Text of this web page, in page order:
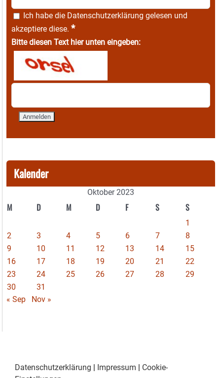
Ich habe die Datenschutzerklärung gelesen und
akzeptiere diese. *
Bitte diesen Text hier unten eingeben:
Kalender
Oktober 2023
M D M D F S S
1
2
3 4 5 6 7
8
9
10 11 12 13 14
15
16
17 18 19 20 21
22
23
24 25 26 27 28
29
30
31
« Sep
Nov »
Datenschutzerklärung | Impressum | Cookie-